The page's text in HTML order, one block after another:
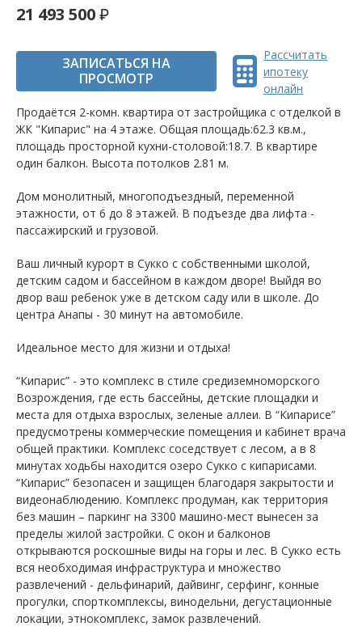
21 493 500
ЗАПИСАТЬСЯ НА
ПРОСМОТР
Рассчитать
ипотеку
онлайн
Продаётся 2-комн. квартира от застройщика c отделкой в
ЖК "Кипарис" на 4 этаже. Общая площадь:62.3 кв.м.,
площадь просторной кухни-столовой:18.7. B квартире
один балкон. Высота потолков 2.81 м.
Дом монолитный, многоподъездный, переменной
этажности, от 6 до 8 этажей. B подъезде два лифта -
пассажирский и грузовой.
Ваш личный курорт в Сукко с собственными школой,
детским садом и бассейном в каждом дворе! Выйдя во
двор ваш ребенок уже в детском саду или в школе. До
центра Анапы - 30 минут на автомобиле.
Идеальное место для жизни и отдыха!
“Кипарис” - это комплекс в стиле средиземноморского
Возрождения, где есть бассейны, детские площадки и
места для отдыха взрослых, зеленые аллеи. В “Кипарисе”
предусмотрены коммерческие помещения и кабинет врача
общей практики. Комплекс соседствует с лесом, а в 8
минутах ходьбы находится озеро Сукко с кипарисами.
“Кипарис” безопасен и защищен благодаря закрытости и
видеонаблюдению. Комплекс продуман, как территория
без машин – паркинг на 3300 машино-мест вынесен за
пределы жилой застройки. С окон и балконов
открываются роскошные виды на горы и лес. В Сукко есть
вся необходимая инфраструктура и множество
развлечений - дельфинарий, дайвинг, серфинг, конные
прогулки, спорткомплексы, винодельни, дегустационные
локации, этнокомплекс, замок развлечений.